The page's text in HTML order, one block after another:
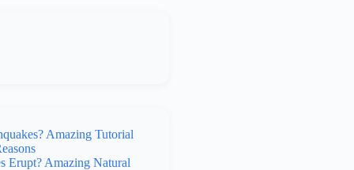
Amazing Tutorial
Erupt? Amazing Natural